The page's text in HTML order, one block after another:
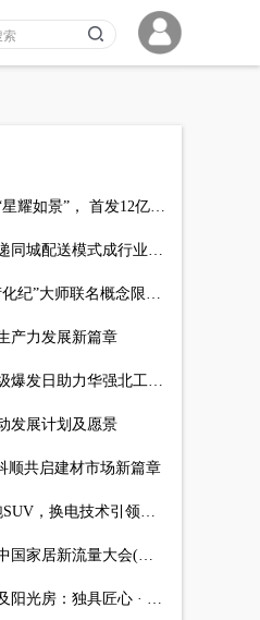
自如携手景顺成立资管平台“星耀如景”， 首发12亿保租房项目将落
乡镇市场爆发式增长，裹小递同城配送模式成行业新宠
慕赫单一麦芽威士忌臻献“衍化纪”大师联名概念限量系列
产力发展新篇章
首月销售破百万，速卖通超级爆发日助力华强北工厂抓住暑期商机
发展计划及愿景
顺共启建材市场新篇章
深度体验睿蓝7智能后驱轿跑SUV，换电技术引领未来
圣堡罗整体门窗独家冠名！中国家居新流量大会(广州站)圆满举办
德国汉斯诺克原装进口门窗及阳光房：独具匠心 · 定制极致